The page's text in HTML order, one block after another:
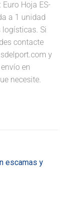
Euro Hoja ES-
a 1 unidad
logísticas. Si
contacte
y
en
necesite.
escamas y